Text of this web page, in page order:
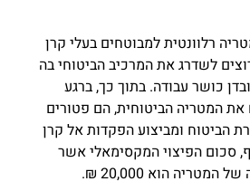
רלוונטית למבוטחים בעלי קרן
לשדרג את המרכיב הביטוחי בה
כושר עבודה. בתוך כך, ברגע
המטריה הביטוחית, הם פטורים
הביטוח ומביצוע הפקדות אל קרן
סכום הפיצוי המקסימאלי אשר
הוא 20,000 ₪.